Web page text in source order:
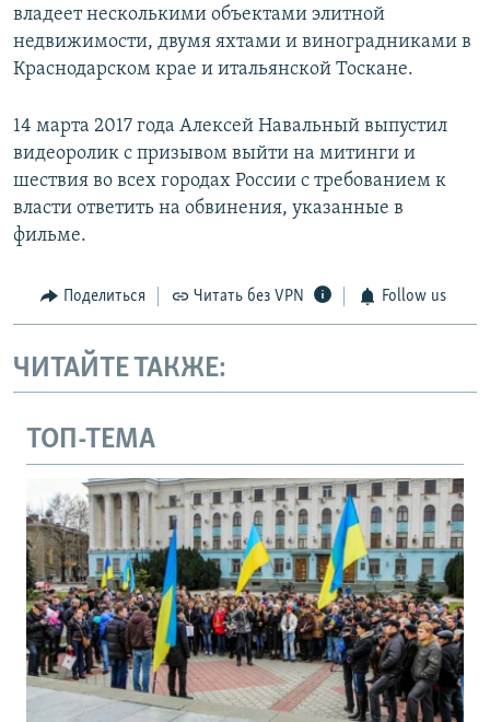
владеет несколькими объектами элитной
недвижимости, двумя яхтами и виноградниками в
Краснодарском крае и итальянской Тоскане.
14 марта 2017 года Алексей Навальный выпустил
видеоролик с призывом выйти на митинги и
шествия во всех городах России с требованием к
власти ответить на обвинения, указанные в
фильме.
Поделиться Читать без VPN Follow us
ЧИТАЙТЕ ТАКЖЕ:
ТОП-ТЕМА